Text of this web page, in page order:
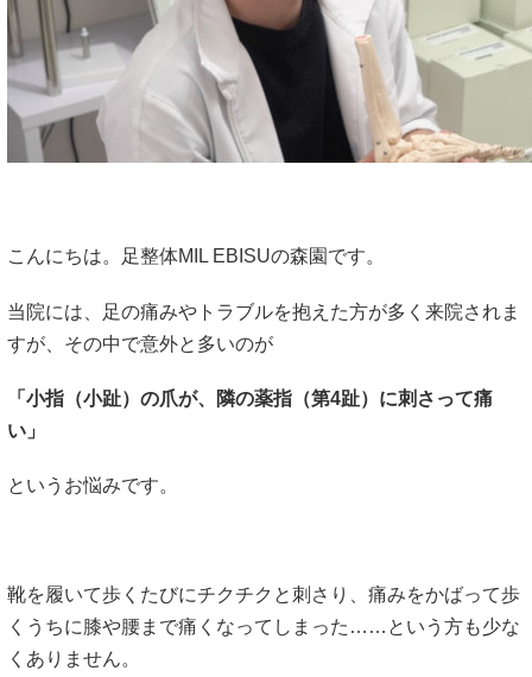
こんにちは。足整体MIL EBISUの森園です。
当院には、足の痛みやトラブルを抱えた方が多く来院されま
すが、その中で意外と多いのが
「小指（小趾）の爪が、隣の薬指（第4趾）に刺さって痛
い」
というお悩みです。
靴を履いて歩くたびにチクチクと刺さり、痛みをかばって歩
くうちに膝や腰まで痛くなってしまった……という方も少な
くありません。